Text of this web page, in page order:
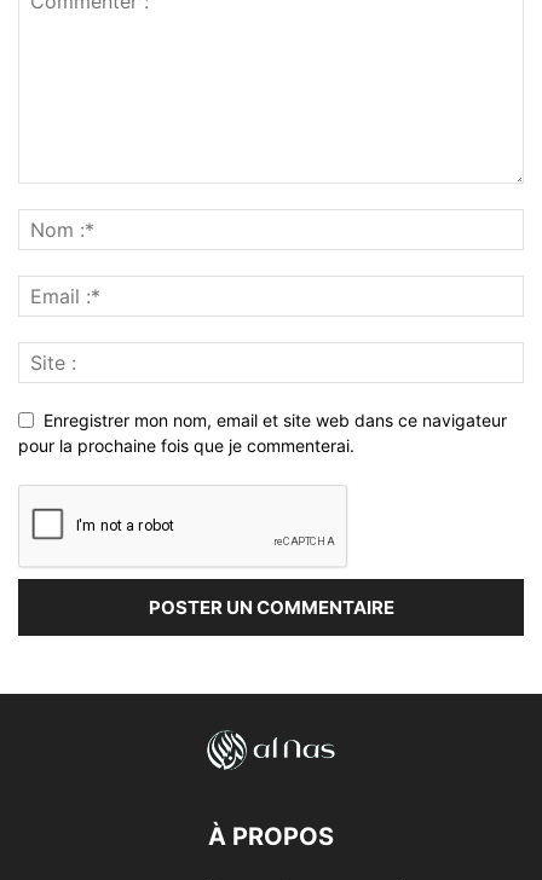
Enregistrer mon nom, email et site web dans ce navigateur
pour la prochaine fois que je commenterai.
À PROPOS